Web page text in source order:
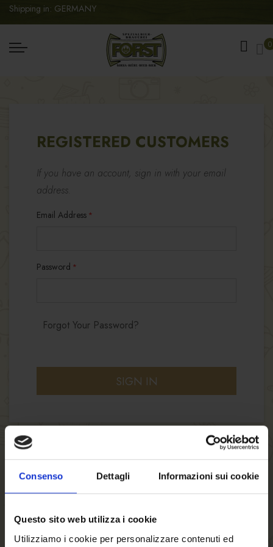
Consenso Dettagli Informazioni sui cookie
Questo sito web utilizza i cookie
Utilizziamo i cookie per personalizzare contenuti ed
Shipping in: GERMANY
0
REGISTERED CUSTOMERS
If you have an account, sign in with your email
address.
Email Address
Password
SIGN IN
Forgot Your Password?
NEW CUSTOMERS
By creating an account with our store, you will
be able to move through the checkout process